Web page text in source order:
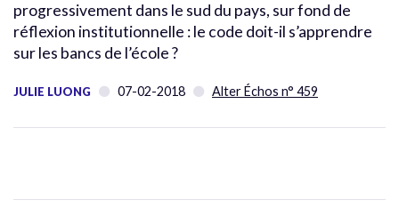
progressivement dans le sud du pays, sur fond de
réflexion institutionnelle : le code doit-il s’apprendre
sur les bancs de l’école ?
JULIE LUONG 07-02-2018 Alter Échos n° 459